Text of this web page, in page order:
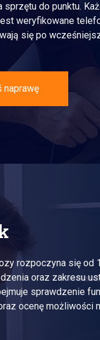
sprzętu do punktu.
weryfikowane
się po
naprawę
rozpoczyna się od
oraz zakresu
sprawdzenie
ocenę możliwości